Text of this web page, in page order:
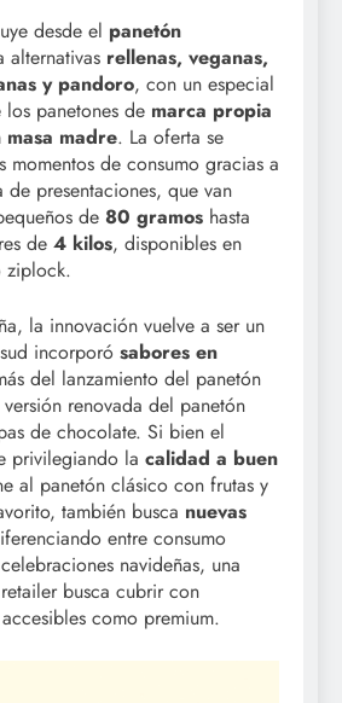
desde el panetón
alternativas rellenas, veganas,
y pandoro, con un especial
panetones de marca propia
madre. La oferta se
momentos de consumo gracias a
de presentaciones, que van
de 80 gramos hasta
de 4 kilos, disponibles en
ziplock.
la innovación vuelve a ser un
incorporó sabores en
del lanzamiento del panetón
renovada del panetón
de chocolate. Si bien el
privilegiando la calidad a buen
al panetón clásico con frutas y
también busca nuevas
entre consumo
navideñas, una
busca cubrir con
como premium.